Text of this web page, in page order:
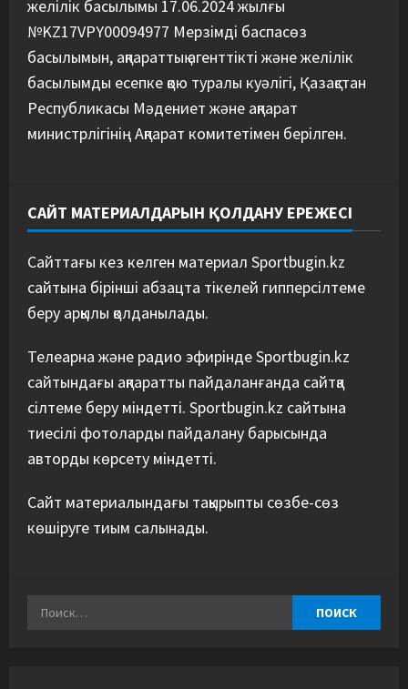
желілік басылымы 17.06.2024 жылғы
№KZ17VPY00094977 Мерзімді баспасөз
басылымын, ақпараттық агенттікті және желілік
басылымды есепке қою туралы куәлігі, Қазақстан
Республикасы Мәдениет және ақпарат
министрлігінің Ақпарат комитетімен берілген.
САЙТ МАТЕРИАЛДАРЫН ҚОЛДАНУ ЕРЕЖЕСІ
Сайттағы кез келген материал Sportbugin.kz
сайтына бірінші абзацта тікелей гипперсілтеме
беру арқылы қолданылады.
Телеарна және радио эфирінде Sportbugin.kz
сайтындағы ақпаратты пайдаланғанда сайтқа
сілтеме беру міндетті. Sportbugin.kz сайтына
тиесілі фотоларды пайдалану барысында
авторды көрсету міндетті.
Сайт материалындағы тақырыпты сөзбе-сөз
көшіруге тиым салынады.